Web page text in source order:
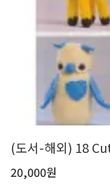
(도서-해외) 18
20,000원